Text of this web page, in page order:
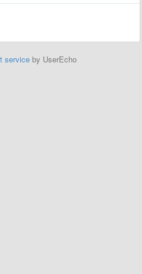
service by UserEcho